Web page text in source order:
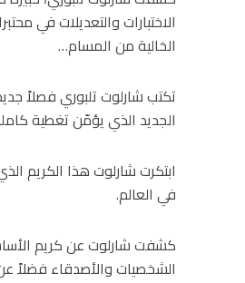
الاختبارات والتعديلات في
الخالية من المسام…
تكتب شارلوت تلبوري فصلاً
الجديد الذي يؤمّن تغطية كاملة
ابتكرت شارلوت هذا الكريم
في العالم.
كشفت شارلوت عن كريم
الشخصيات والأصدقاء فضلاً